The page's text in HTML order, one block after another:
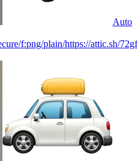
Auto
f:png/plain/https://attic.sh/